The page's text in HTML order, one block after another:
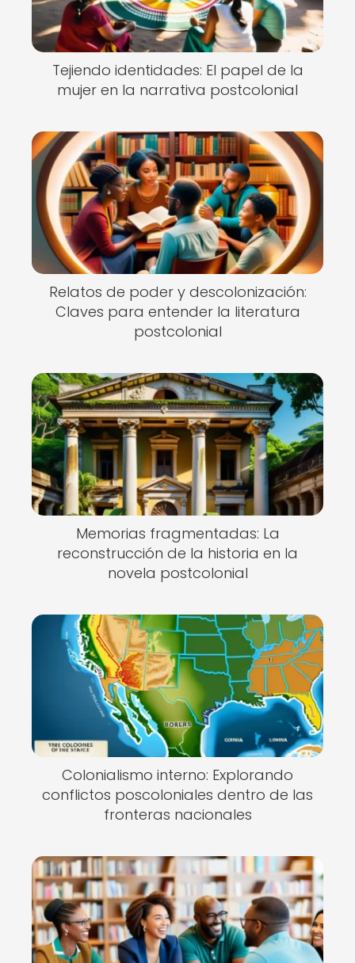
Tejiendo identidades: El papel de la
mujer en la narrativa postcolonial
Relatos de poder y descolonización:
Claves para entender la literatura
postcolonial
Memorias fragmentadas: La
reconstrucción de la historia en la
novela postcolonial
Colonialismo interno: Explorando
conflictos poscoloniales dentro de las
fronteras nacionales